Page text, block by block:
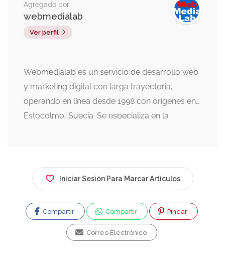
Agregado por
webmedialab
Ver perfil
Webmedialab es un servicio de desarrollo web
y marketing digital con larga trayectoria,
operando en línea desde 1998 con orígenes en
Estocolmo, Suecia. Se especializa en la
fenómeno WWW, destacando por crear el
primer periódico digital de Chile y una editorial
digital chileno-alemana, además de salas de
conversación virtuales previas a Facebook.
Servicios Principales: Ofrece desarrollo web,
Iniciar Sesión Para Marcar Artículos
Compartir Compartir Pinear
Correo Electrónico